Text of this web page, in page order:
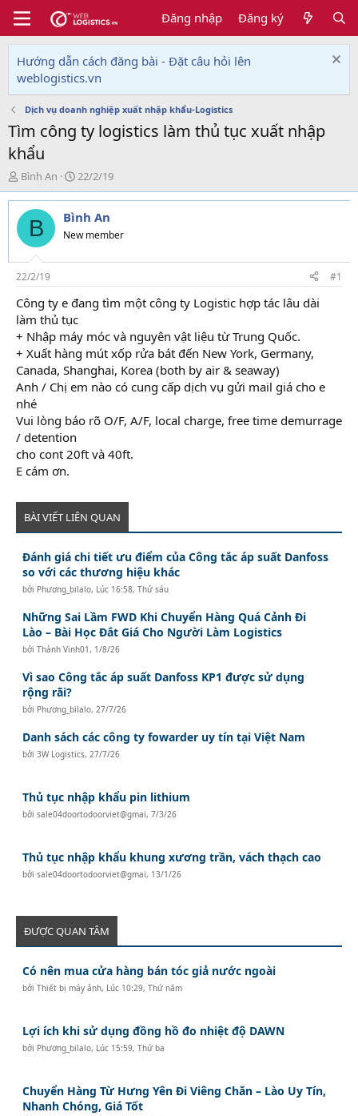
Đăng nhập Đăng ký
Hướng dẫn cách đăng bài - Đặt câu hỏi lên
weblogistics.vn
Dịch vụ doanh nghiệp xuất nhập khẩu-Logistics
Tìm công ty logistics làm thủ tục xuất nhập
khẩu
T
h
r
e
d
s
t
a
r
t
e
Bình An
N
g
à
y
g
i
22/2/19
B Bình An
New member
22/2/19 #1
Công ty e đang tìm một công ty Logistic hợp tác lâu dài
làm thủ tục
+ Nhập máy móc và nguyên vật liệu từ Trung Quốc.
+ Xuất hàng mút xốp rửa bát đến New York, Germany,
Canada, Shanghai, Korea (both by air & seaway)
Anh / Chị em nào có cung cấp dịch vụ gửi mail giá cho e
nhé
Vui lòng báo rõ O/F, A/F, local charge, free time demurrage
/ detention
cho cont 20ft và 40ft.
E cám ơn.
BÀI VIẾT LIÊN QUAN
Đánh giá chi tiết ưu điểm của Công tắc áp suất Danfoss
so với các thương hiệu khác
bởi Phương_bilalo, Lúc 16:58, Thứ sáu
Những Sai Lầm FWD Khi Chuyển Hàng Quá Cảnh Đi
Lào – Bài Học Đắt Giá Cho Người Làm Logistics
bởiThành Vinh01 , 1/8/26
Vì sao Công tắc áp suất Danfoss KP1 được sử dụng
rộng rãi?
bởi Phương_bilalo, 27/7/26
Danh sách các công ty fowarder uy tín tại Việt Nam
bởi3W Logistics, 27/7/26
Thủ tục nhập khẩu pin lithium
bởisale04doortodoorviet@gmai,7/3/26
Thủ tục nhập khẩu khung xương trần, vách thạch cao
bởisale04doortodoorviet@gmai, 13/1/26
ĐƯỢC QUAN TÂM
Có nên mua cửa hàng bán tóc giả nước ngoài
bởiThiết bị máy ảnh, Lúc 10:29, Thứ năm
Lợi ích khi sử dụng đồng hồ đo nhiệt độ DAWN
bởi Phương_bilalo, Lúc 15:59, Thứ ba
Chuyển Hàng Từ Hưng Yên Đi Viêng Chăn – Lào Uy Tín,
Nhanh Chóng, Giá Tốt